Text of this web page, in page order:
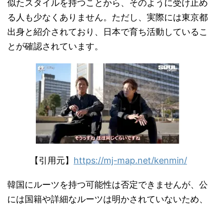
似たスタイルを持つことから、そのように受け止め
る人も少なくありません。ただし、実際には東京都
出身と紹介されており、日本で育ち活動しているこ
とが確認されています。
【引用元】 https://mj-map.net/kenmin/
韓国にルーツを持つ可能性は否定できませんが、公
には国籍や詳細なルーツは明かされていないため、